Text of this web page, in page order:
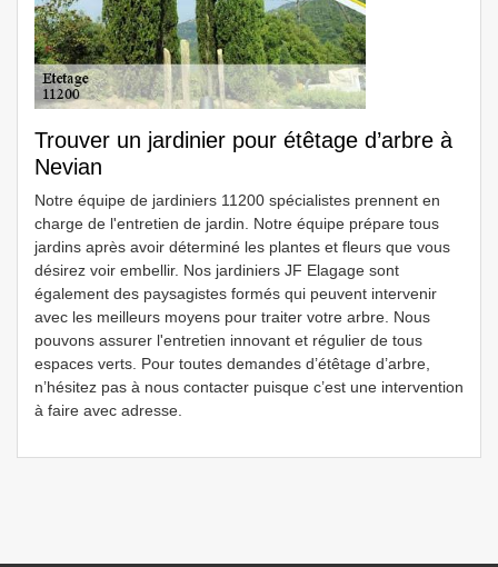
Trouver un jardinier pour étêtage d’arbre à
Nevian
Notre équipe de jardiniers 11200 spécialistes prennent en
charge de l'entretien de jardin. Notre équipe prépare tous
jardins après avoir déterminé les plantes et fleurs que vous
désirez voir embellir. Nos jardiniers JF Elagage sont
également des paysagistes formés qui peuvent intervenir
avec les meilleurs moyens pour traiter votre arbre. Nous
pouvons assurer l'entretien innovant et régulier de tous
espaces verts. Pour toutes demandes d’étêtage d’arbre,
n’hésitez pas à nous contacter puisque c’est une intervention
à faire avec adresse.